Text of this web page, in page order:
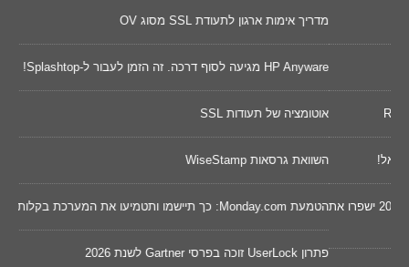
מדריך אימות ארגון לתעודת SSL מסוג OV
HP Anyware מגיעה לסוף דרכה. זה הזמן לעבור ל-Splashtop!
אוטומציה של תעודות SSL
השוואת גרסאות WiseStamp
הטמעת Monday.com: כך תיישמו ותטמיעו את המערכת בקלות
פתרון UserLock זוכה בפרסי Gartner לשנת 2026